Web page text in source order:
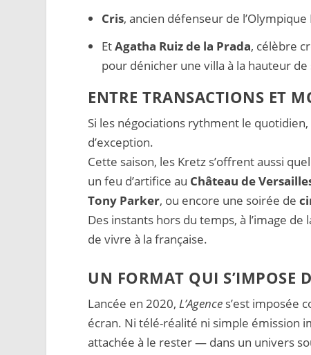
Cris, ancien défenseur de
EtAgatha Ruiz de la Prada, célèbre
pour dénicher une villa à la hauteur
ENTRE TRANSACTIONS ET
Si les négociations rythment le quotidien,
d’exception.
Cette saison, les Kretz s’offrent aussi
un feu d’artifice au Château de
Tony Parker, ou encore une soirée de
Des instants hors du temps, à l’image
de vivre à la française.
UN FORMAT QUI S’IMPOSE
Lancée en 2020,L’Agence s’est imposée
écran. Ni télé-réalité ni simple
attachée à le rester — dans un univers